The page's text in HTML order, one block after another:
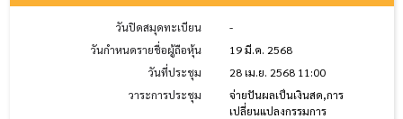
วันปิดสมุดทะเบียน
-
วันกำหนดรายชื่อผู้ถือหุ้น
19 มี.ค. 2568
วันที่ประชุม
28 เม.ย. 2568 11:00
วาระการประชุม
จ่ายปันผลเป็นเงินสด,การ
เปลี่ยนแปลงกรรมการ